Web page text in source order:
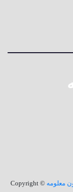
معلومه © Copyright